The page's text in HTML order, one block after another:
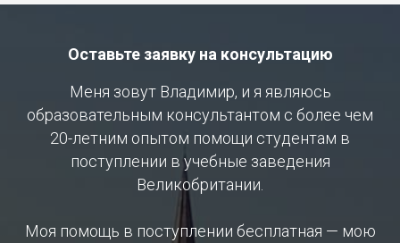
Оставьте заявку на консультацию
Меня зовут Владимир, и я являюсь
образовательным консультантом с более чем
20-летним опытом помощи студентам в
поступлении в учебные заведения
Великобритании.
Моя помощь в поступлении бесплатная — мою